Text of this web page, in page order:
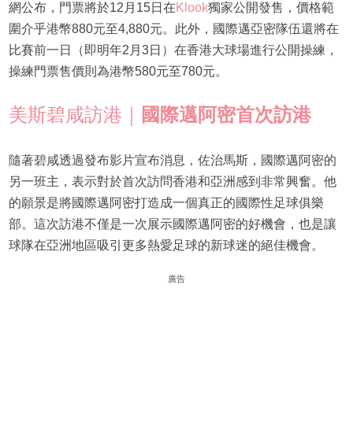
網公布，門票將於12月15日在 Klook獨家公開發售，價格範
圍介乎港幣880元至4,880元。此外，國際邁亞密隊伍還將在
比賽前一日（即明年2月3日）在香港大球場進行公開操練，
操練門票售價則為港幣580元至780元。
美斯碧咸訪港｜ 國際邁阿密首次訪港
隨著碧咸透過發布影片宣布消息，佐治馬斯，國際邁阿密的
另一班主，表示對於首次訪問香港和亞洲感到非常興奮。他
的願景是將國際邁阿密打造成一個真正的國際性足球俱樂
部。這次訪港不僅是一次展示國際邁阿密的好機會，也是讓
球隊在亞洲地區吸引更多熱愛足球的新球迷的絕佳機會。
廣告